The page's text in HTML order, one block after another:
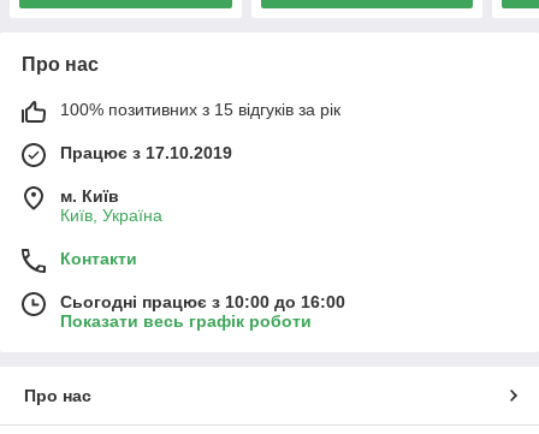
Про нас
100% позитивних з 15 відгуків за рік
Працює з 17.10.2019
м. Київ
Київ, Україна
Контакти
Сьогодні працює з 10:00 до 16:00
Показати весь графік роботи
Про нас